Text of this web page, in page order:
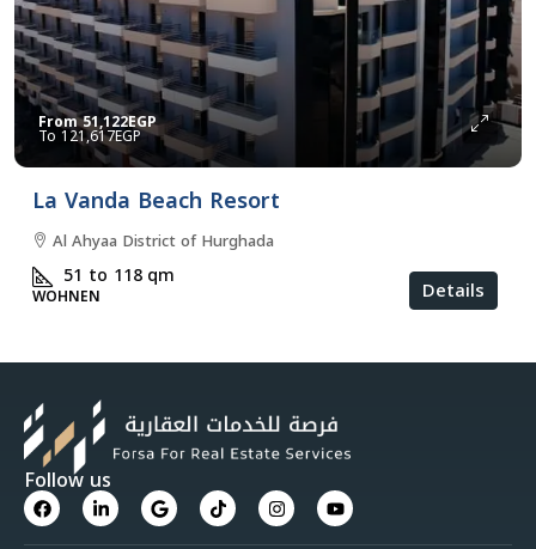
From51,122EGP
121,617EGP
La Vanda Beach Resort
Al Ahyaa District of Hurghada
51 to 118qm
WOHNEN Details
Follow us